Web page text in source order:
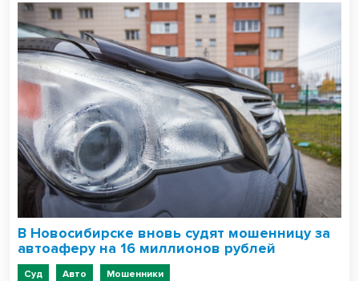
В Новосибирске вновь судят мошенницу за
автоаферу на 16 миллионов рублей
Суд Авто Мошенники